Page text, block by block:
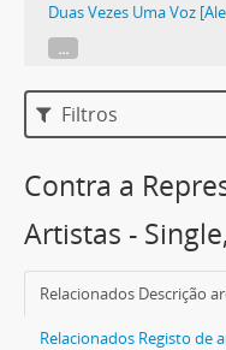
Duas Vezes Uma Voz
...
Filtros
Contra a
Artistas -
Relacionados Descrição
Relacionados Registo de